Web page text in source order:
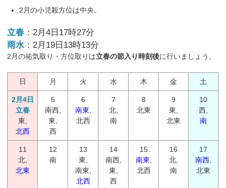
2月の小児殺方位は中央。
立春 ：2月4日17時27分
雨水 ：2月19日13時13分
2月の祐気取り・方位取りは立春の節入り時刻後に行いましょう。
日 月 火 水 木 金 土
2月4日
立春
東,
北西
5
南西,
東,
西
6
南東
北西
7
北,
南
8
北東
9
東,
北東
10
西,
南
11
北,
北東
12
南
13
東,
南東,
北西
14
南西,
東,
西
15
南東
北西
16
北,
南
17
南西
北東